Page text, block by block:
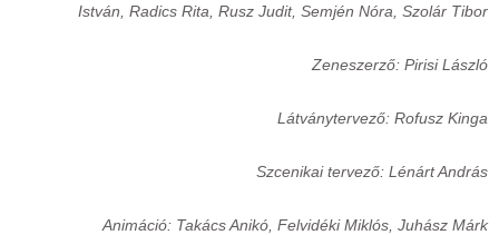
István, Radics Rita, Rusz Judit, Semjén Nóra, Szolár Tibor
Zeneszerző: Pirisi László
Látványtervező: Rofusz Kinga
Szcenikai tervező: Lénárt András
Animáció: Takács Anikó, Felvidéki Miklós, Juhász Márk